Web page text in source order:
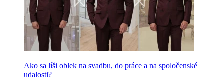
Ako sa líši oblek na svadbu, do práce a na spoločenské
udalosti?